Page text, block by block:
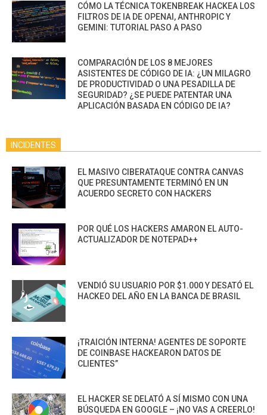
CÓMO LA TÉCNICA TOKENBREAK HACKEA LOS
FILTROS DE IA DE OPENAI, ANTHROPIC Y
GEMINI: TUTORIAL PASO A PASO
COMPARACIÓN DE LOS 8 MEJORES
ASISTENTES DE CÓDIGO DE IA: ¿UN MILAGRO
DE PRODUCTIVIDAD O UNA PESADILLA DE
SEGURIDAD? ¿SE PUEDE PATENTAR UNA
APLICACIÓN BASADA EN CÓDIGO DE IA?
INCIDENTES
EL MASIVO CIBERATAQUE CONTRA CANVAS
QUE PRESUNTAMENTE TERMINÓ EN UN
ACUERDO SECRETO CON HACKERS
POR QUÉ LOS HACKERS AMARON EL AUTO-
ACTUALIZADOR DE NOTEPAD++
VENDIÓ SU USUARIO POR $1.000 Y DESATÓ EL
HACKEO DEL AÑO EN LA BANCA DE BRASIL
¡TRAICIÓN INTERNA! AGENTES DE SOPORTE
DE COINBASE HACKEARON DATOS DE
CLIENTES”
EL HACKER SE DELATÓ A SÍ MISMO CON UNA
BÚSQUEDA EN GOOGLE – ¡NO VAS A CREERLO!